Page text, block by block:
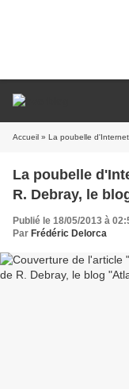
Accueil » La poubelle d'Internet,
La poubelle
R. Debray, le
Publié le 18/05/2013 à
Par Frédéric Delorca